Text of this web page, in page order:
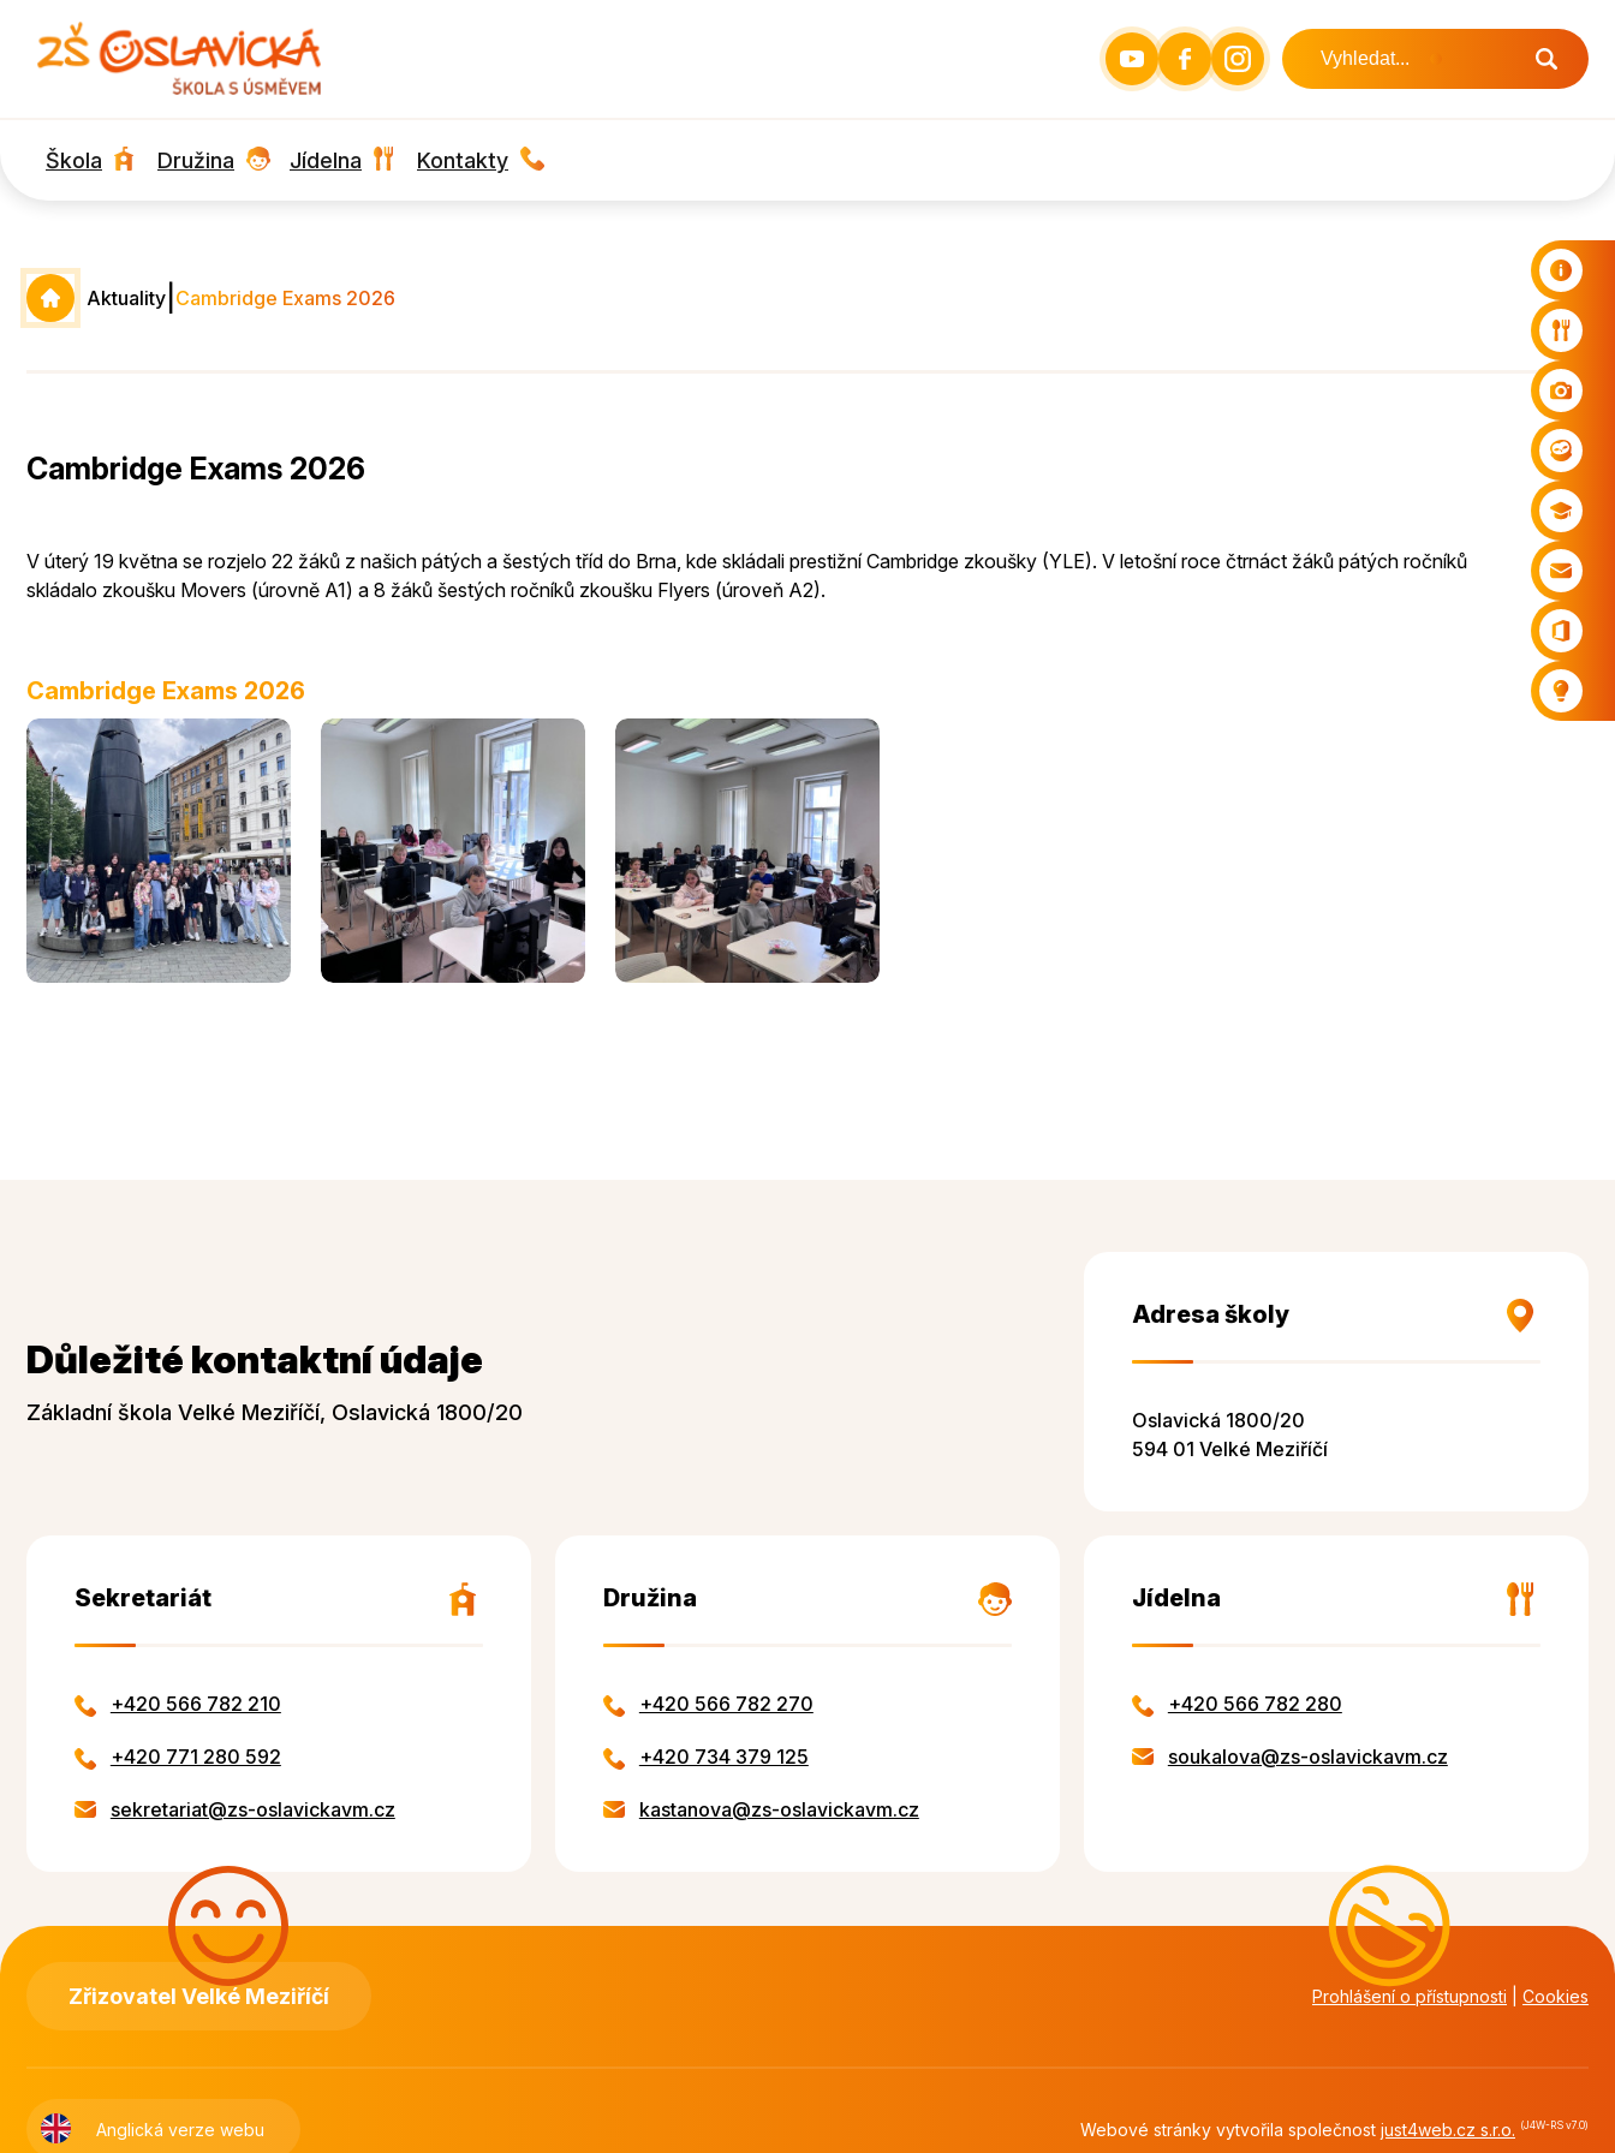
Škola Družina Jídelna Kontakty
Aktuality Cambridge Exams 2026
Cambridge Exams 2026
V úterý 19 května se rozjelo 22 žáků z našich pátých a šestých tříd do Brna, kde skládali prestižní Cambridge zkoušky (YLE). V letošní roce čtrnáct žáků pátých ročníků
skládalo zkoušku Movers (úrovně A1) a 8 žáků šestých ročníků zkoušku Flyers (úroveň A2).
Cambridge Exams 2026
Důležité kontaktní údaje
Základní škola Velké Meziříčí, Oslavická 1800/20
Adresa školy
Oslavická 1800/20
594 01 Velké Meziříčí
Sekretariát
+420 566 782 210
+420 771 280 592
sekretariat@zs-oslavickavm.cz
Družina
+420 566 782 270
+420 734 379 125
kastanova@zs-oslavickavm.cz
Jídelna
+420 566 782 280
soukalova@zs-oslavickavm.cz
Zřizovatel Velké Meziříčí Prohlášení o přístupnosti Cookies
Anglická verze webu Webové stránky vytvořila společnost just4web.cz s.r.o. (J4W-RS v7.0)